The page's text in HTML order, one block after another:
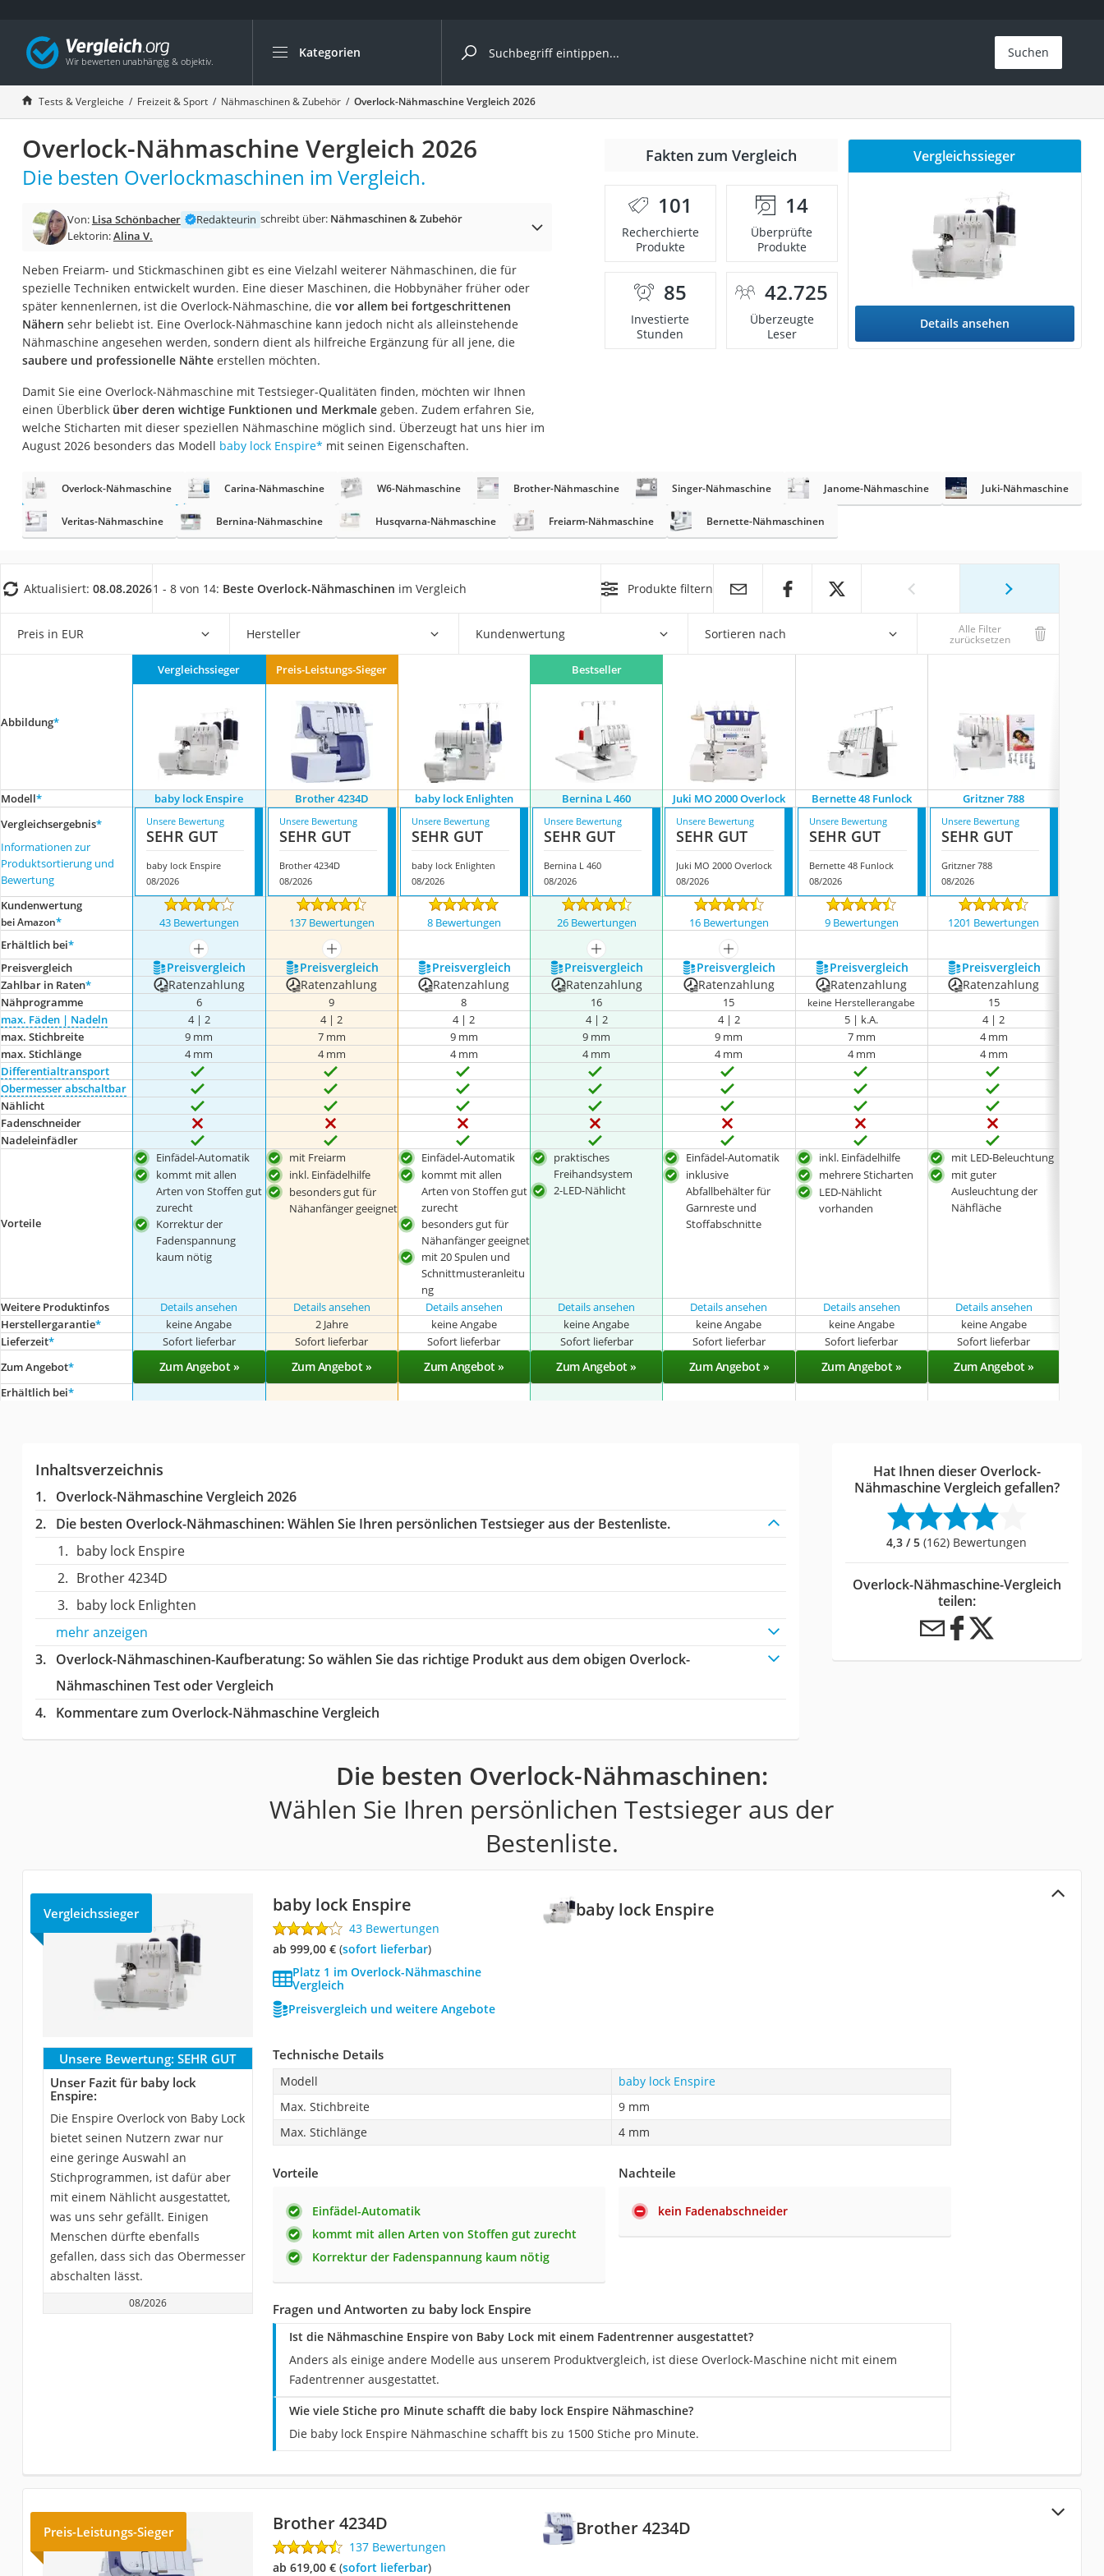
Kategorien
Die beliebtesten Vergleiche nach Kategorie
Freizeit & Sport
Gartentrampolin
Trampolin
Metalldetektor
Eufab-Fahrradträger
Trampolin 366 cm
Aluminium-Koffer
Futterboot
Air Bike
E-Bike-Dreirad
Reisetasche mit Rollen
Klimmzugstation
Nachtsichtgerät
Handgepäck-Koffer
Wanderschuhe Herren
Service
Suchen
Tests & Vergleiche Freizeit & Sport Nähmaschinen & Zubehör Overlock-Nähmaschine Vergleich 2026
Overlock-Nähmaschine Vergleich 2026
Die besten Overlockmaschinen im Vergleich.
Von: Lisa Schönbacher Redakteurin schreibt über: Nähmaschinen & Zubehör
Lektorin:Alina V.
Neben Freiarm- und Stickmaschinen gibt es eine Vielzahl weiterer Nähmaschinen, die für
spezielle Techniken entwickelt wurden. Eine dieser Maschinen, die Hobbynäher früher oder
später kennenlernen, ist die Overlock-Nähmaschine, die vor allem bei fortgeschrittenen
Nähern sehr beliebt ist. Eine Overlock-Nähmaschine kann jedoch nicht als alleinstehende
Nähmaschine angesehen werden, sondern dient als hilfreiche Ergänzung für all jene, die
saubere und professionelle Nähteerstellen möchten.
Damit Sie eine Overlock-Nähmaschine mit Testsieger-Qualitäten finden, möchten wir Ihnen
einen Überblick über deren wichtige Funktionen und Merkmalegeben. Zudem erfahren Sie,
welche Sticharten mit dieser speziellen Nähmaschine möglich sind. Überzeugt hat uns hier im
August 2026 besonders das Modell baby lock Enspire* mit seinen Eigenschaften.
Fakten zum Vergleich
101
Recherchierte
Produkte
14
Überprüfte
Produkte
85
Investierte
Stunden
42.725
Überzeugte
Leser
Vergleichssieger
Details ansehen
Overlock-Nähmaschine Carina-Nähmaschine W6-Nähmaschine Brother-Nähmaschine Singer-Nähmaschine Janome-Nähmaschine Juki-Nähmaschine
Veritas-Nähmaschine Bernina-Nähmaschine Husqvarna-Nähmaschine Freiarm-Nähmaschine Bernette-Nähmaschinen
Aktualisiert: 08.08.20261 - 8 von 14: Beste Overlock-Nähmaschinen im Vergleich Produkte filtern
Preis in EUR Hersteller Kundenwertung Sortieren nach Alle Filter
zurücksetzen
Abbildung*
Vergleichssieger Preis-Leistungs-Sieger Bestseller
Modell* baby lock Enspire Brother 4234D baby lock Enlighten Bernina L 460 Juki MO 2000 Overlock Bernette 48 Funlock Gritzner 788
Vergleichsergebnis*
Informationen zur
Produktsortierung und
Bewertung
Unsere Bewertung
SEHR GUT
baby lock Enspire
08/2026
Unsere Bewertung
SEHR GUT
Brother 4234D
08/2026
Unsere Bewertung
SEHR GUT
baby lock Enlighten
08/2026
Unsere Bewertung
SEHR GUT
Bernina L 460
08/2026
Unsere Bewertung
SEHR GUT
Juki MO 2000 Overlock
08/2026
Unsere Bewertung
SEHR GUT
Bernette 48 Funlock
08/2026
Unsere Bewertung
SEHR GUT
Gritzner 788
08/2026
Kundenwertung
bei Amazon* 43 Bewertungen 137 Bewertungen 8 Bewertungen 26 Bewertungen 16 Bewertungen 9 Bewertungen 1201 Bewertungen
Erhältlich bei*
mehr anzeigen mehr anzeigen mehr anzeigen
mehr anzeigen
Preis­vergleich
Preis­vergleich Preis­vergleich Preis­vergleich Preis­vergleich Preis­vergleich Preis­vergleich Preis­vergleich
Zahlbar in Raten* Ratenzahlung Ratenzahlung Ratenzahlung Ratenzahlung Ratenzahlung Ratenzahlung Ratenzahlung
Nähprogramme 6 9 8 16 15 keine Herstellerangabe
15
max. Fäden | Nadeln
4 | 2 4 | 2 4 | 2 4 | 2 4 | 2 5 | k.A.
4 | 2
max. Stichbreite
9 mm 7 mm 9 mm 9 mm 9 mm 7 mm
4 mm
max. Stichlänge
4 mm 4 mm 4 mm 4 mm 4 mm 4 mm
4 mm
Differentialtransport
Obermesser abschaltbar
Nählicht
Fadenschneider
Nadeleinfädler
Vorteile
Einfädel-Automatik
kommt mit allen
Arten von Stoffen gut
zurecht
Korrektur der
Fadenspannung
kaum nötig
mit Freiarm
inkl. Einfädelhilfe
besonders gut für
Nähanfänger geeignet
Einfädel-Automatik
kommt mit allen
Arten von Stoffen gut
zurecht
besonders gut für
Nähanfänger geeignet
mit 20 Spulen und
Schnittmusteranleitu
ng
praktisches
Freihandsystem
2-LED-Nählicht
Einfädel-Automatik
inklusive
Abfallbehälter für
Garnreste und
Stoffabschnitte
inkl. Einfädelhilfe
mehrere Sticharten
LED-Nählicht
vorhanden
mit LED-Beleuchtung
mit guter
Ausleuchtung der
Nähfläche
Weitere Produktinfos Details ansehen Details ansehen Details ansehen Details ansehen Details ansehen Details ansehen Details ansehen
Herstellergarantie* keine Angabe 2 Jahre keine Angabe keine Angabe keine Angabe keine Angabe keine Angabe
Lieferzeit* Sofort lieferbar Sofort lieferbar Sofort lieferbar Sofort lieferbar Sofort lieferbar Sofort lieferbar Sofort lieferbar
Zum Angebot* Zum Angebot » Zum Angebot » Zum Angebot » Zum Angebot » Zum Angebot » Zum Angebot » Zum Angebot »
Erhältlich bei*
Inhaltsverzeichnis
Overlock-Nähmaschine Vergleich 2026
Die besten Overlock-Nähmaschinen:Wählen Sie Ihren persönlichen Testsieger aus der Bestenliste.
baby lock Enspire
Brother 4234D
baby lock Enlighten
mehr anzeigen
Overlock-Nähmaschinen-Kaufberatung: So wählen Sie das richtige Produkt aus dem obigen Overlock-
Nähmaschinen Test oder Vergleich
Kommentare zum Overlock-Nähmaschine Vergleich
Hat Ihnen dieser Overlock-
Nähmaschine Vergleich gefallen?
4,3 / 5 (162) Bewertungen
Overlock-Nähmaschine-Vergleich
teilen:
Die besten Overlock-Nähmaschinen:
Wählen Sie Ihren persönlichen Testsieger aus der
Bestenliste.
baby lock Enspire
Vergleichssieger baby lock Enspire
43 Bewertungen
ab 999,00 €( Sofort lieferbar)
Platz 1 im Overlock-Nähmaschine
Vergleich
Preisvergleich und weitere Angebote
Unsere Bewertung: SEHR GUT
Unser Fazit für baby lock
Enspire:
Die Enspire Overlock von Baby Lock
bietet seinen Nutzern zwar nur
eine geringe Auswahl an
Stichprogrammen, ist dafür aber
mit einem Nählicht ausgestattet,
was uns sehr gefällt. Einigen
Menschen dürfte ebenfalls
gefallen, dass sich das Obermesser
abschalten lässt.
08/2026
Technische Details
Modell
baby lock Enspire
Max. Stichbreite
9 mm
Max. Stichlänge
4 mm
Vorteile
Einfädel-Automatik
kommt mit allen Arten von Stoffen gut zurecht
Korrektur der Fadenspannung kaum nötig
Nachteile
kein Fadenabschneider
Fragen und Antworten zu baby lock Enspire
Ist die Nähmaschine Enspire von Baby Lock mit einem Fadentrenner ausgestattet?
Anders als einige andere Modelle aus unserem Produktvergleich, ist diese Overlock-Maschine nicht mit einem
Fadentrenner ausgestattet.
Wie viele Stiche pro Minute schafft die baby lock Enspire Nähmaschine?
Die baby lock Enspire Nähmaschine schafft bis zu 1500 Stiche pro Minute.
Brother 4234D
Preis-Leistungs-Sieger Brother 4234D
137 Bewertungen
ab 619,00 €( Sofort lieferbar)